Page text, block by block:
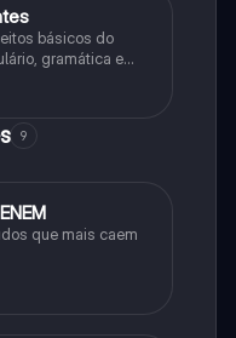
básicos do
gramática e
básica.
9
que mais caem